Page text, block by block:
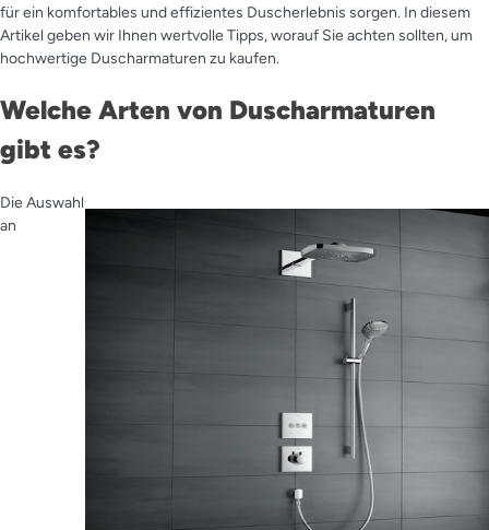
für ein komfortables und effizientes Duscherlebnis sorgen. In diesem
Artikel geben wir Ihnen wertvolle Tipps, worauf Sie achten sollten, um
hochwertige Duscharmaturen zu kaufen.
Welche Arten von Duscharmaturen
gibt es?
Die Auswahl
an